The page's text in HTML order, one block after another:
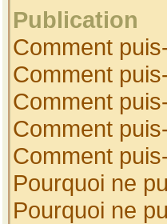
Publication
Comment
Comment
Comment
Comment
Comment
Pourquoi ne
Pourquoi ne